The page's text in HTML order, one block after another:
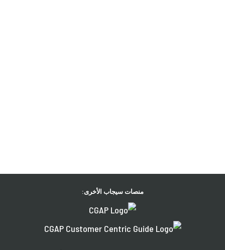
منصات سيجاب الأخرى: